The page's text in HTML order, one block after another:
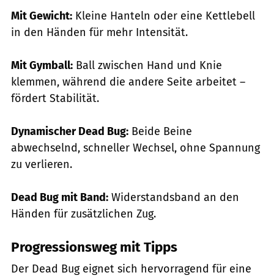
Mit Gewicht: Kleine Hanteln oder eine Kettlebell
in den Händen für mehr Intensität.
Mit Gymball: Ball zwischen Hand und Knie
klemmen, während die andere Seite arbeitet –
fördert Stabilität.
Dynamischer Dead Bug: Beide Beine
abwechselnd, schneller Wechsel, ohne Spannung
zu verlieren.
Dead Bug mit Band: Widerstandsband an den
Händen für zusätzlichen Zug.
Progressionsweg mit Tipps
Der Dead Bug eignet sich hervorragend für eine